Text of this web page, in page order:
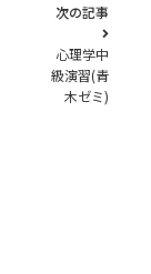
次の記事
心理学中
級演習(青
木ゼミ)